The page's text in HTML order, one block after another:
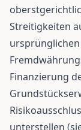
Streitigkeiten
Finanzierung
unterstellen